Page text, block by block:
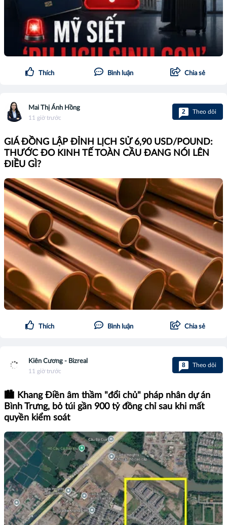
Thích Bình luận Chia sẻ
Mai Thị Ánh Hồng
11 giờ trước
2 Theo dõi
GIÁ ĐỒNG LẬP ĐỈNH LỊCH SỬ 6,90 USD/POUND:
THƯỚC ĐO KINH TẾ TOÀN CẦU ĐANG NÓI LÊN
ĐIỀU GÌ?
Thích Bình luận Chia sẻ
Kiên Cương - Bizreal
11 giờ trước
8 Theo dõi
🏙️ Khang Điền âm thầm "đổi chủ" pháp nhân dự án
Bình Trưng, bỏ túi gần 900 tỷ đồng chỉ sau khi mất
quyền kiểm soát